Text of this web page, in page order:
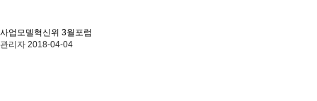
사업모델혁신위 3월포럼
관리자 2018-04-04